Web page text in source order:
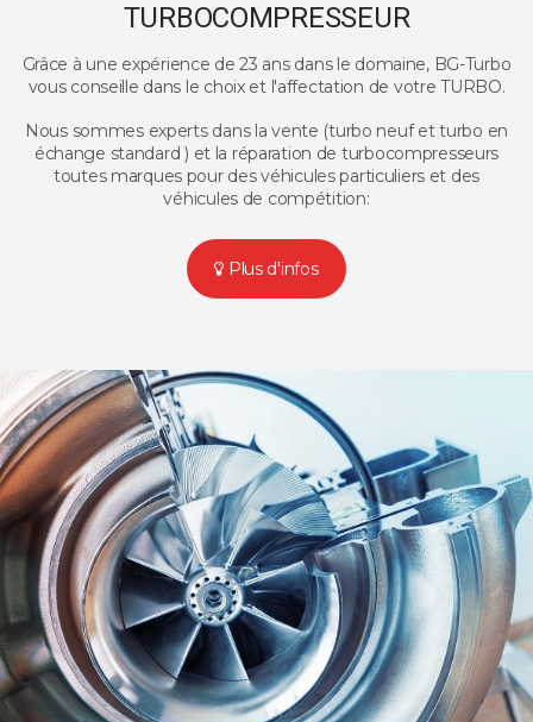
TURBOCOMPRESSEUR
Grâce à une expérience de 23 ans dans le domaine, BG-Turbo
vous conseille dans le choix et l'affectation de votre TURBO.
Nous sommes experts dans la vente (turbo neuf et turbo en
échange standard ) et la réparation de turbocompresseurs
toutes marques pour des véhicules particuliers et des
véhicules de compétition:
Plus d'infos